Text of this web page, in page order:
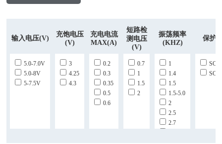
输入电压(v)
充饱电压
(V)
充电电流
MAX(A)
短路检
测电压
(V)
振荡频率
(KHZ)
保护
5.0-7.0V
5.0-8V
5-7.5V
3
4.25
4.3
0.2
0.3
0.35
0.5
0.6
0.7
1
1.5
2
1
1.4
1.5
1.5-5.0
2
2.5
2.7
SCP